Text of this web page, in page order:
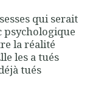
qui serait
psychologique
la réalité
les a tués
tués